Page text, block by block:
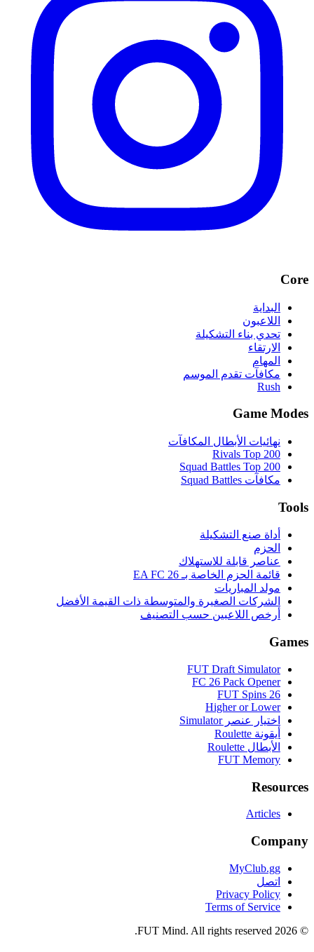
Core
البداية
اللاعبون
تحدي بناء التشكيلة
الارتقاء
المهام
مكافآت تقدم الموسم
Rush
Game Modes
نهائيات الأبطال المكافآت
Rivals Top 200
Squad Battles Top 200
مكافآت Squad Battles
Tools
أداة صنع التشكيلة
الحزم
عناصر قابلة للاستهلاك
قائمة الحزم الخاصة بـ EA FC 26
مولد المباريات
الشركات الصغيرة والمتوسطة ذات القيمة الأفضل
أرخص اللاعبين حسب التصنيف
Games
FUT Draft Simulator
FC 26 Pack Opener
FUT Spins 26
Higher or Lower
اختيار عنصر Simulator
أيقونة Roulette
الأبطال Roulette
FUT Memory
Resources
Articles
Company
MyClub.gg
اتصل
Privacy Policy
Terms of Service
©
2026